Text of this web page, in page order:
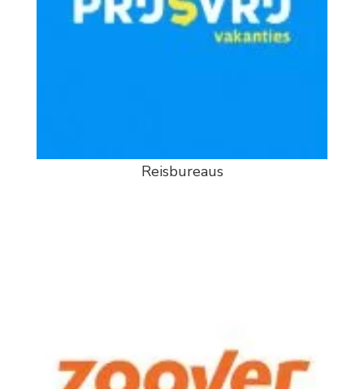
Reisbureaus